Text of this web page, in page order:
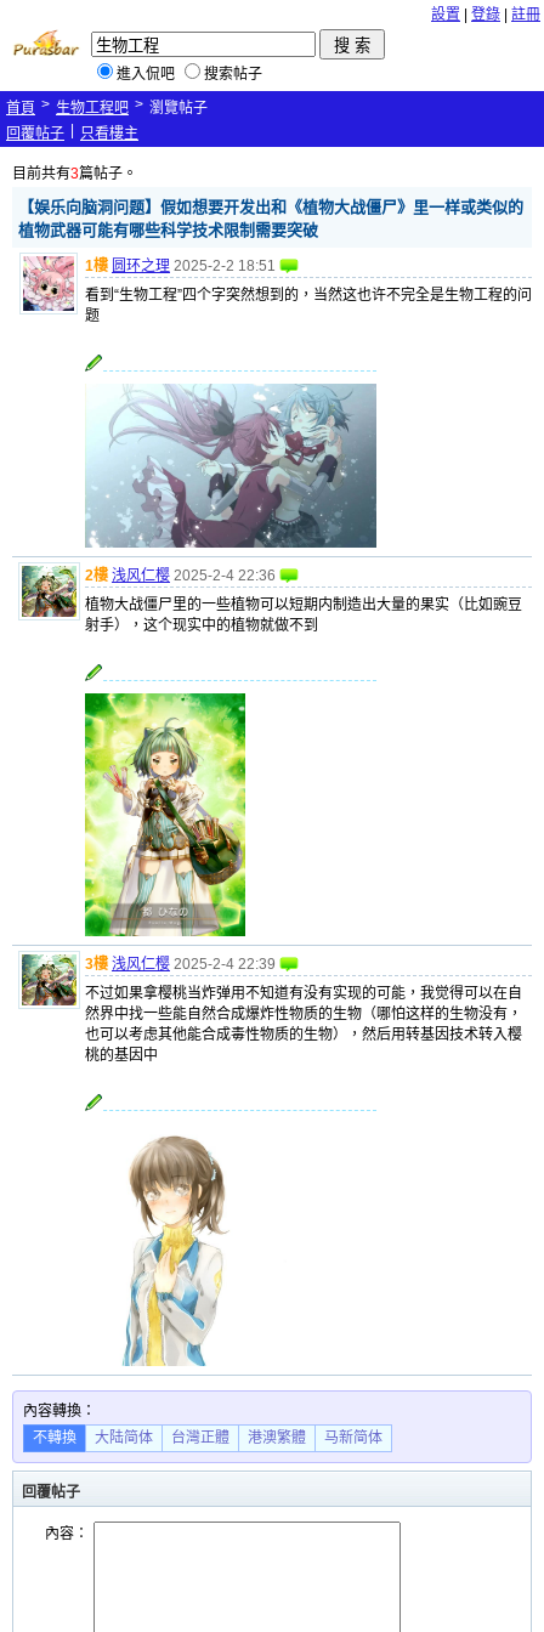
設置 登錄 註冊
進入侃吧
搜索帖子
首頁 > 生物工程吧 > 瀏覽帖子
回覆帖子
只看樓主
目前共有3篇帖子。
【娱乐向脑洞问题】假如想要开发出和《植物大战僵尸》里一样或类似的
植物武器可能有哪些科学技术限制需要突破
1樓 圆环之理 2025-2-2 18:51
看到“生物工程”四个字突然想到的，当然这也许不完全是生物工程的问
题
2樓 浅风仁樱 2025-2-4 22:36
植物大战僵尸里的一些植物可以短期内制造出大量的果实（比如豌豆
射手），这个现实中的植物就做不到
3樓 浅风仁樱 2025-2-4 22:39
不过如果拿樱桃当炸弹用不知道有没有实现的可能，我觉得可以在自
然界中找一些能自然合成爆炸性物质的生物（哪怕这样的生物没有，
也可以考虑其他能合成毒性物质的生物），然后用转基因技术转入樱
桃的基因中
內容轉換：
不轉換
大陆简体 台灣正體 港澳繁體 马新简体
回覆帖子
內容：